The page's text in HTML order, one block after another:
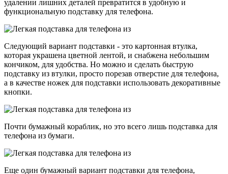
удалении лишних деталей превратится в удобную и
функциональную подставку для телефона.
Следующий вариант подставки - это картонная втулка,
которая украшена цветной лентой, и снабжена небольшим
кончиком, для удобства. Но можно и сделать быструю
подставку из втулки, просто порезав отверстие для телефона,
а в качестве ножек для подставки использовать декоративные
кнопки.
Почти бумажный кораблик, но это всего лишь подставка для
телефона из бумаги.
Еще один бумажный вариант подставки для телефона,